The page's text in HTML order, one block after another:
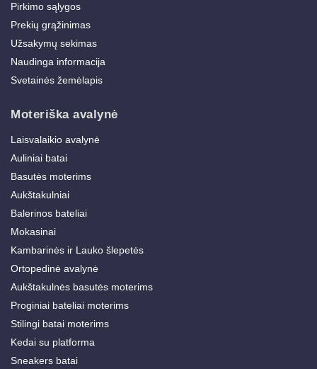
Pirkimo sąlygos
Prekių grąžinimas
Užsakymų sekimas
Naudinga informacija
Svetainės žemėlapis
Moteriška avalynė
Laisvalaikio avalynė
Auliniai batai
Basutės moterims
Aukštakulniai
Balerinos bateliai
Mokasinai
Kambarinės ir Lauko šlepetės
Ortopedinė avalynė
Aukštakulnės basutės moterims
Proginiai bateliai moterims
Stilingi batai moterims
Kedai su platforma
Sneakers batai